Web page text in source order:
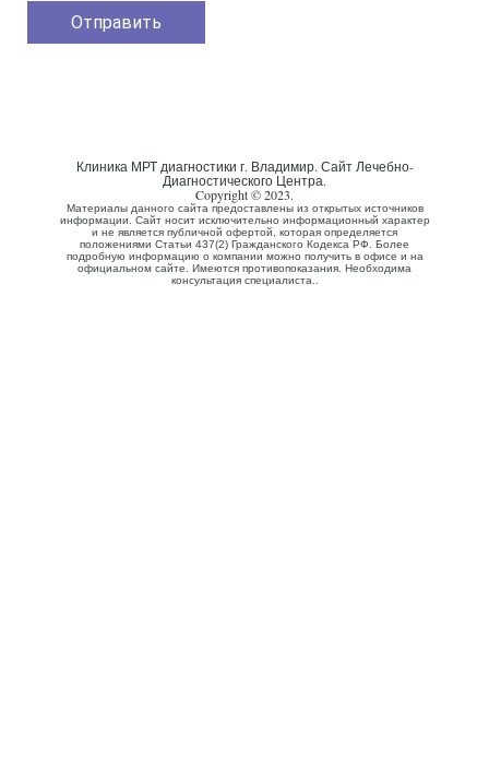
Клиника МРТ диагностики г. Владимир. Сайт Лечебно-
Диагностического Центра.
Copyright © 2023.
Материалы данного сайта предоставлены из открытых источников
информации. Сайт носит исключительно информационный характер
и не является публичной офертой, которая определяется
положениями Статьи 437(2) Гражданского Кодекса РФ. Более
подробную информацию о компании можно получить в офисе и на
официальном сайте. Имеются противопоказания. Необходима
консультация специалиста..